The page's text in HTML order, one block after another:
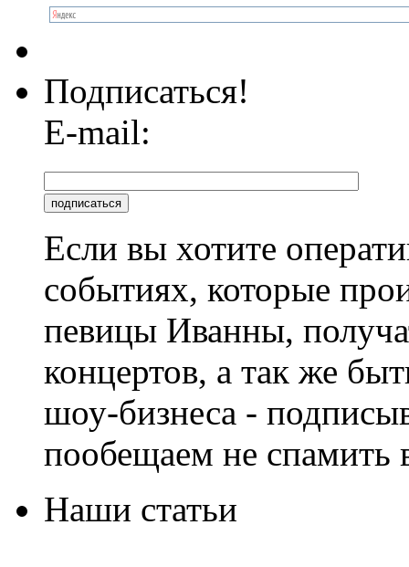
Подписаться!
E-mail:
Если вы хотите
событиях, которые
певицы Иванны,
концертов, а так же
шоу-бизнеса -
пообещаем не спамить
Наши статьи